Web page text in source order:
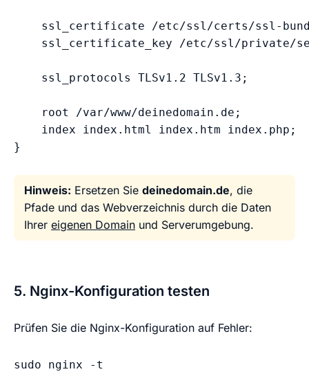
ssl_certificate /etc/ssl/certs/ssl-
ssl_certificate_key /etc/ssl/private/
    ssl_protocols TLSv1.2 TLSv1.3;
    root /var/www/deinedomain.de;
    index index.html index.htm index.php;
}
Hinweis: Ersetzen Sie deinedomain.de, die
Pfade und das Webverzeichnis durch die Daten
Ihrer eigenen Domain und Serverumgebung.
5. Nginx-Konfiguration testen
Prüfen Sie die Nginx-Konfiguration auf Fehler:
sudo nginx -t